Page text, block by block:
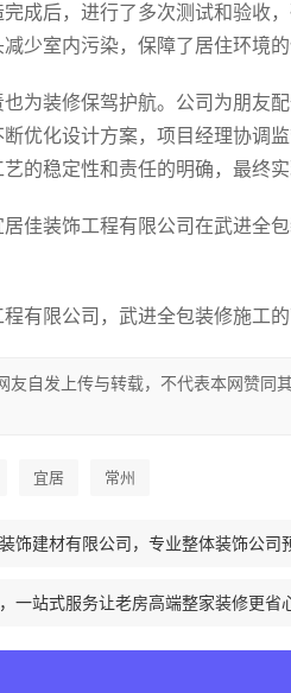
成后，进行了多次测试和验收
少室内污染，保障了居住环境的
为装修保驾护航。公司为朋友
优化设计方案，项目经理协调
的稳定性和责任的明确，最终
佳装饰工程有限公司在武进全
有限公司，武进全包装修施工
友自发上传与转载，不代表本网赞同
宜居 常州
饰建材有限公司，专业整体装饰公司
一站式服务让老房高端整家装修更省